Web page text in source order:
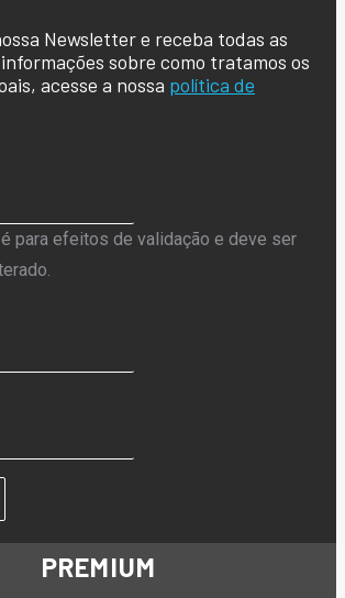
Newsletter e receba todas as
sobre como tratamos os
acesse a nossa política de
para efeitos de validação e deve ser
PREMIUM